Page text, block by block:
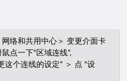
网络和共用中心＞ 变更介面卡
点一下“区域连线”,
这个连线的设定” ＞ 点 “设